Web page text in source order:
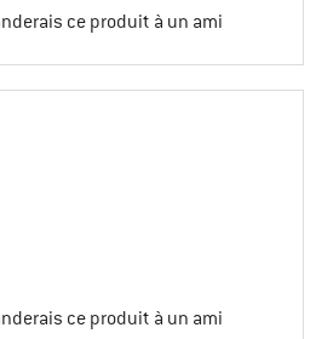
ce produit à un ami
ce produit à un ami